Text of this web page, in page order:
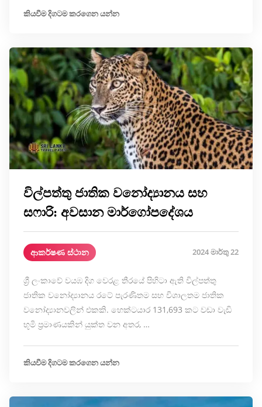
කියවීම දිගටම කරගෙන යන්න
විල්පත්තු ජාතික වනෝද්‍යානය සහ
සෆාරි: අවසාන මාර්ගෝපදේශය
ආකර්ෂණ ස්ථාන 2024 මාර්තු 22
ශ්‍රී ලංකාවේ වයඹ දිග වෙරළ තීරයේ පිහිටා ඇති විල්පත්තු
ජාතික වනෝද්‍යානය රටේ පැරණිතම සහ විශාලතම ජාතික
වනෝද්‍යානවලින් එකකි. හෙක්ටයාර 131,693 කට වඩා වැඩි
භූමි ප්‍රමාණයකින් යුක්ත වන අතර, …
කියවීම දිගටම කරගෙන යන්න